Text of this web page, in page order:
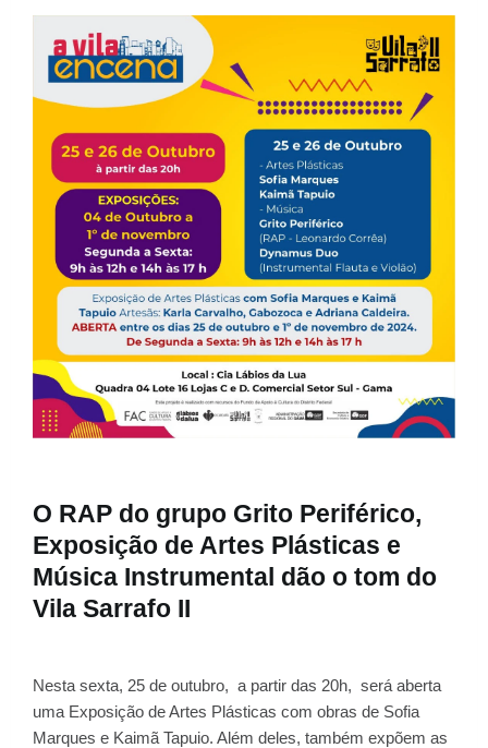
O RAP do grupo Grito Periférico,
Exposição de Artes Plásticas e
Música Instrumental dão o tom do
Vila Sarrafo II
Nesta sexta, 25 de outubro, a partir das 20h, será aberta
uma Exposição de Artes Plásticas com obras de Sofia
Marques e Kaimã Tapuio. Além deles, também expõem as